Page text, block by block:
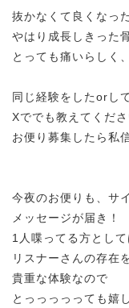
抜かなくて良くなっ
やはり成長しきった
とっても痛いらしく
同じ経験をしたorし
Xででも教えてくだ
お便り募集したら私
今夜のお便りも、サ
メッセージが届き！
1人喋ってる方として
リスナーさんの存在
貴重な体験なので
とっっっっっても嬉